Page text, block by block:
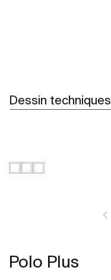
Dessin techniques
Polo Plus